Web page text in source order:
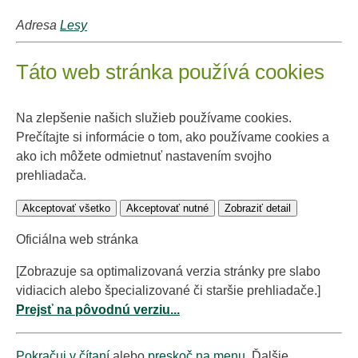
Adresa Lesy
Táto web stránka používá cookies
Na zlepšenie našich služieb používame cookies.
Prečítajte si informácie o tom, ako používame cookies a
ako ich môžete odmietnuť nastavením svojho
prehliadača.
Akceptovať všetko Akceptovať nutné Zobraziť detail
Oficiálna web stránka
[Zobrazuje sa optimalizovaná verzia stránky pre slabo
vidiacich alebo špecializované či staršie prehliadače.]
Prejsť na pôvodnú verziu...